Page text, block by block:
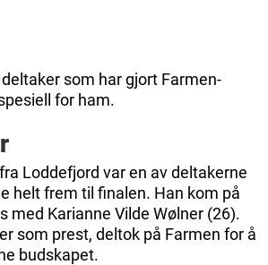
som har gjort Farmen-
for ham.
Loddefjord var en av deltakerne
helt frem til finalen. Han kom på
med Karianne Vilde Wølner (26).
som prest, deltok på Farmen for å
budskapet.